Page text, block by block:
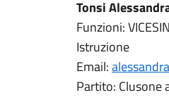
Tonsi
Funzioni:
Istruzione
Email:
Partito: Clusone